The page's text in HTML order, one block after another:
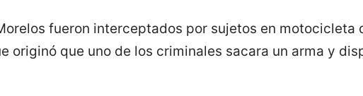
fueron interceptados por sujetos en motocicleta
originó que uno de los criminales sacara un arma y